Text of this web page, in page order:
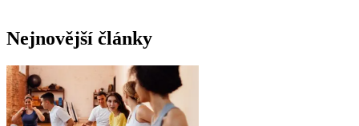
Nejnovější články